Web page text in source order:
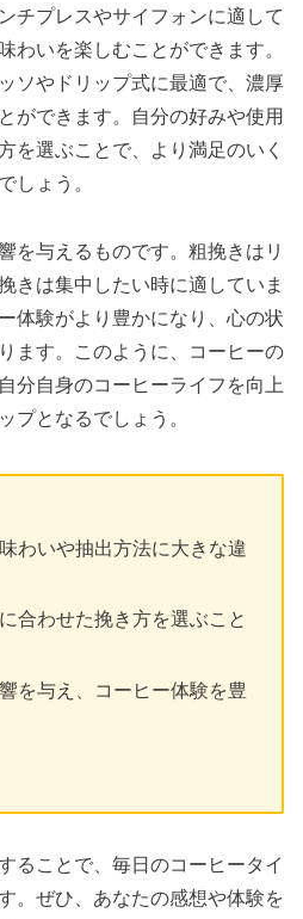
チプレスやサイフォンに適して
わいを楽しむことができます。
ソやドリップ式に最適で、濃厚
ができます。自分の好みや使用
を選ぶことで、より満足のいく
しょう。
を与えるものです。粗挽きはリ
きは集中したい時に適していま
体験がより豊かになり、心の状
ます。このように、コーヒーの
分自身のコーヒーライフを向上
プとなるでしょう。
わいや抽出方法に大きな違
合わせた挽き方を選ぶこと
を与え、コーヒー体験を豊
ることで、毎日のコーヒータイ
。ぜひ、あなたの感想や体験を